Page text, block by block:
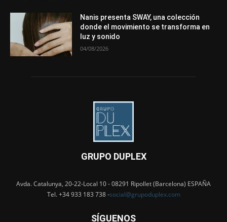
Nanis presenta SWAY, una colección
donde el movimiento se transforma en
luz y sonido
04/08/2026
GRUPO DUPLEX
Avda. Catalunya, 20-22-Local 10 - 08291 Ripollet (Barcelona) ESPAÑA
Tel. +34 933 183 738 -social@grupoduplex.com
SÍGUENOS